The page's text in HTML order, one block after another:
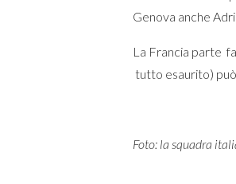
Genova anche
La Francia parte
tutto esaurito)
Foto: la squadra